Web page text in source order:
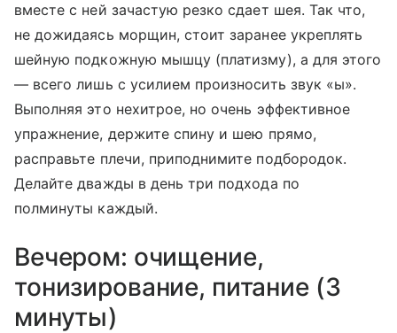
вместе с ней зачастую резко сдает шея. Так что,
не дожидаясь морщин, стоит заранее укреплять
шейную подкожную мышцу (платизму), а для этого
— всего лишь с усилием произносить звук «ы».
Выполняя это нехитрое, но очень эффективное
упражнение, держите спину и шею прямо,
расправьте плечи, приподнимите подбородок.
Делайте дважды в день три подхода по
полминуты каждый.
Вечером: очищение,
тонизирование, питание (3
минуты)